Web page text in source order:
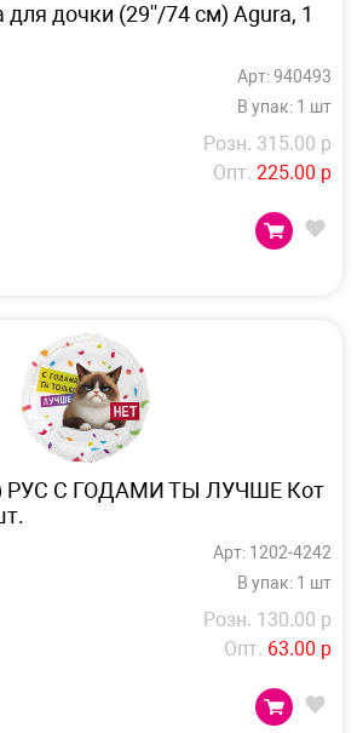
дочки (29''/74 см) Agura, 1
Арт: 940493
В упак: 1 шт
Розн. 315.00 р
Опт. 225.00 р
РУС С ГОДАМИ ТЫ ЛУЧШЕ Кот
Арт: 1202-4242
В упак: 1 шт
Розн. 130.00 р
Опт. 63.00 р